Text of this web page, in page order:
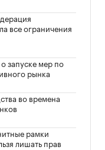
все ограничения
запуске мер по
рынка
во времена
рамки
лишать прав